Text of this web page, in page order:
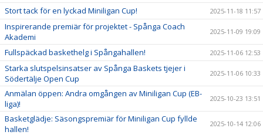
Stort tack för en lyckad Miniligan Cup! 2025-11-18 11:57
Inspirerande premiär för projektet - Spånga Coach
Akademi
2025-11-09 19:09
Fullspäckad baskethelg i Spångahallen! 2025-11-06 12:53
Starka slutspelsinsatser av Spånga Baskets tjejer i
Södertälje Open Cup
2025-11-06 10:33
Anmälan öppen: Andra omgången av Miniligan Cup (EB-
liga)!
2025-10-23 13:51
Basketglädje: Säsongspremiär för Miniligan Cup fyllde
hallen!
2025-10-14 12:06